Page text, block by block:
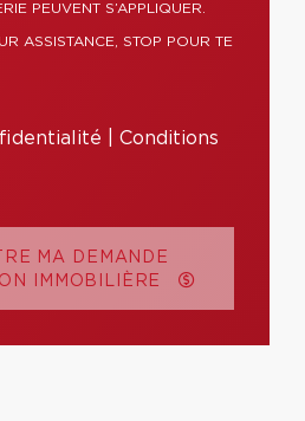
PEUVENT S’APPLIQUER.
ASSISTANCE, STOP POUR TE
Conditions
MA DEMANDE
IMMOBILIÈRE